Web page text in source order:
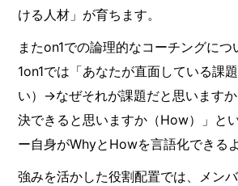
ける人材」が育ちます。
またon1での論理的なコーチングにつ
1on1では「あなたが直面している課
い）→なぜそれが課題だと思います
決できると思いますか（How）」と
ー自身がWhyとHowを言語化できる
強みを活かした役割配置では、メン